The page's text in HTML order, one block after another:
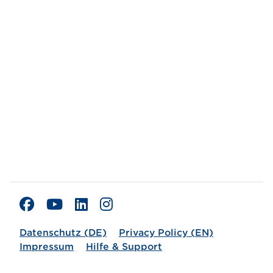
Datenschutz (DE)
Privacy Policy (EN)
Impressum
Hilfe & Support